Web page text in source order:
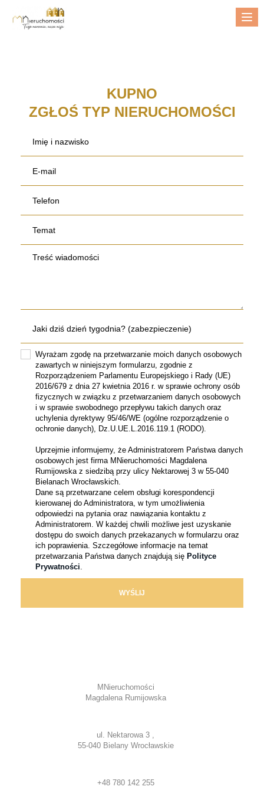
KUPNO
ZGŁOŚ TYP NIERUCHOMOŚCI
Wyrażam zgodę na przetwarzanie moich danych osobowych
zawartych w niniejszym formularzu, zgodnie z
Rozporządzeniem Parlamentu Europejskiego i Rady (UE)
2016/679 z dnia 27 kwietnia 2016 r. w sprawie ochrony osób
fizycznych w związku z przetwarzaniem danych osobowych
i w sprawie swobodnego przepływu takich danych oraz
uchylenia dyrektywy 95/46/WE (ogólne rozporządzenie o
ochronie danych), Dz.U.UE.L.2016.119.1 (RODO).
Uprzejmie informujemy, że Administratorem Państwa danych
osobowych jest firma MNieruchomości Magdalena
Rumijowska z siedzibą przy ulicy Nektarowej 3 w 55-040
Bielanach Wrocławskich.
Dane są przetwarzane celem obsługi korespondencji
kierowanej do Administratora, w tym umożliwienia
odpowiedzi na pytania oraz nawiązania kontaktu z
Administratorem. W każdej chwili możliwe jest uzyskanie
dostępu do swoich danych przekazanych w formularzu oraz
ich poprawienia. Szczegółowe informacje na temat
przetwarzania Państwa danych znajdują się Polityce
Prywatności.
MNieruchomości
Magdalena Rumijowska
ul. Nektarowa 3 ,
55-040 Bielany Wrocławskie
+48 780 142 255